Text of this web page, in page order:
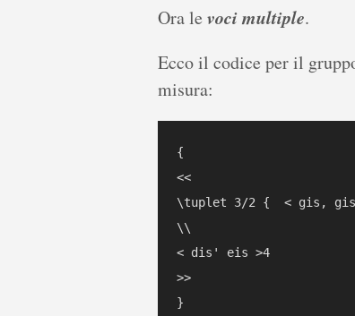
Ora le voci multiple.
Ecco il codice per il
misura:
{
<<
\tuplet 3/2 {  < gis,
\\
< dis' eis >4
>>